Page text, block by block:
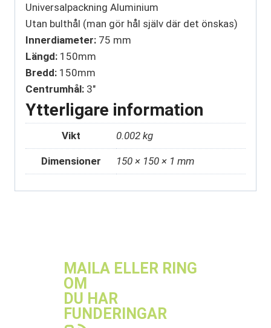
Universalpackning Aluminium
Utan bulthål (man gör hål själv där det önskas)
Innerdiameter: 75 mm
Längd: 150mm
Bredd: 150mm
Centrumhål: 3″
Ytterligare information
Vikt 0.002 kg
Dimensioner 150 × 150 × 1 mm
MAILA ELLER RING
OM
DU HAR
FUNDERINGAR